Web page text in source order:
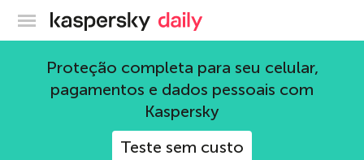
Blog oficial da Kaspersky
Proteção completa para seu celular,
pagamentos e dados pessoais com
Kaspersky
Teste sem custo